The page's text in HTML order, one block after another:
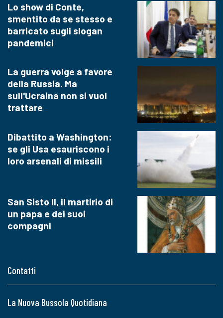
Contatti
La Nuova Bussola Quotidiana
Lo show di Conte,
smentito da se stesso e
barricato sugli slogan
pandemici
La guerra volge a favore
della Russia. Ma
sull'Ucraina non si vuol
trattare
Dibattito a Washington:
se gli Usa esauriscono i
loro arsenali di missili
San Sisto II, il martirio di
un papa e dei suoi
compagni